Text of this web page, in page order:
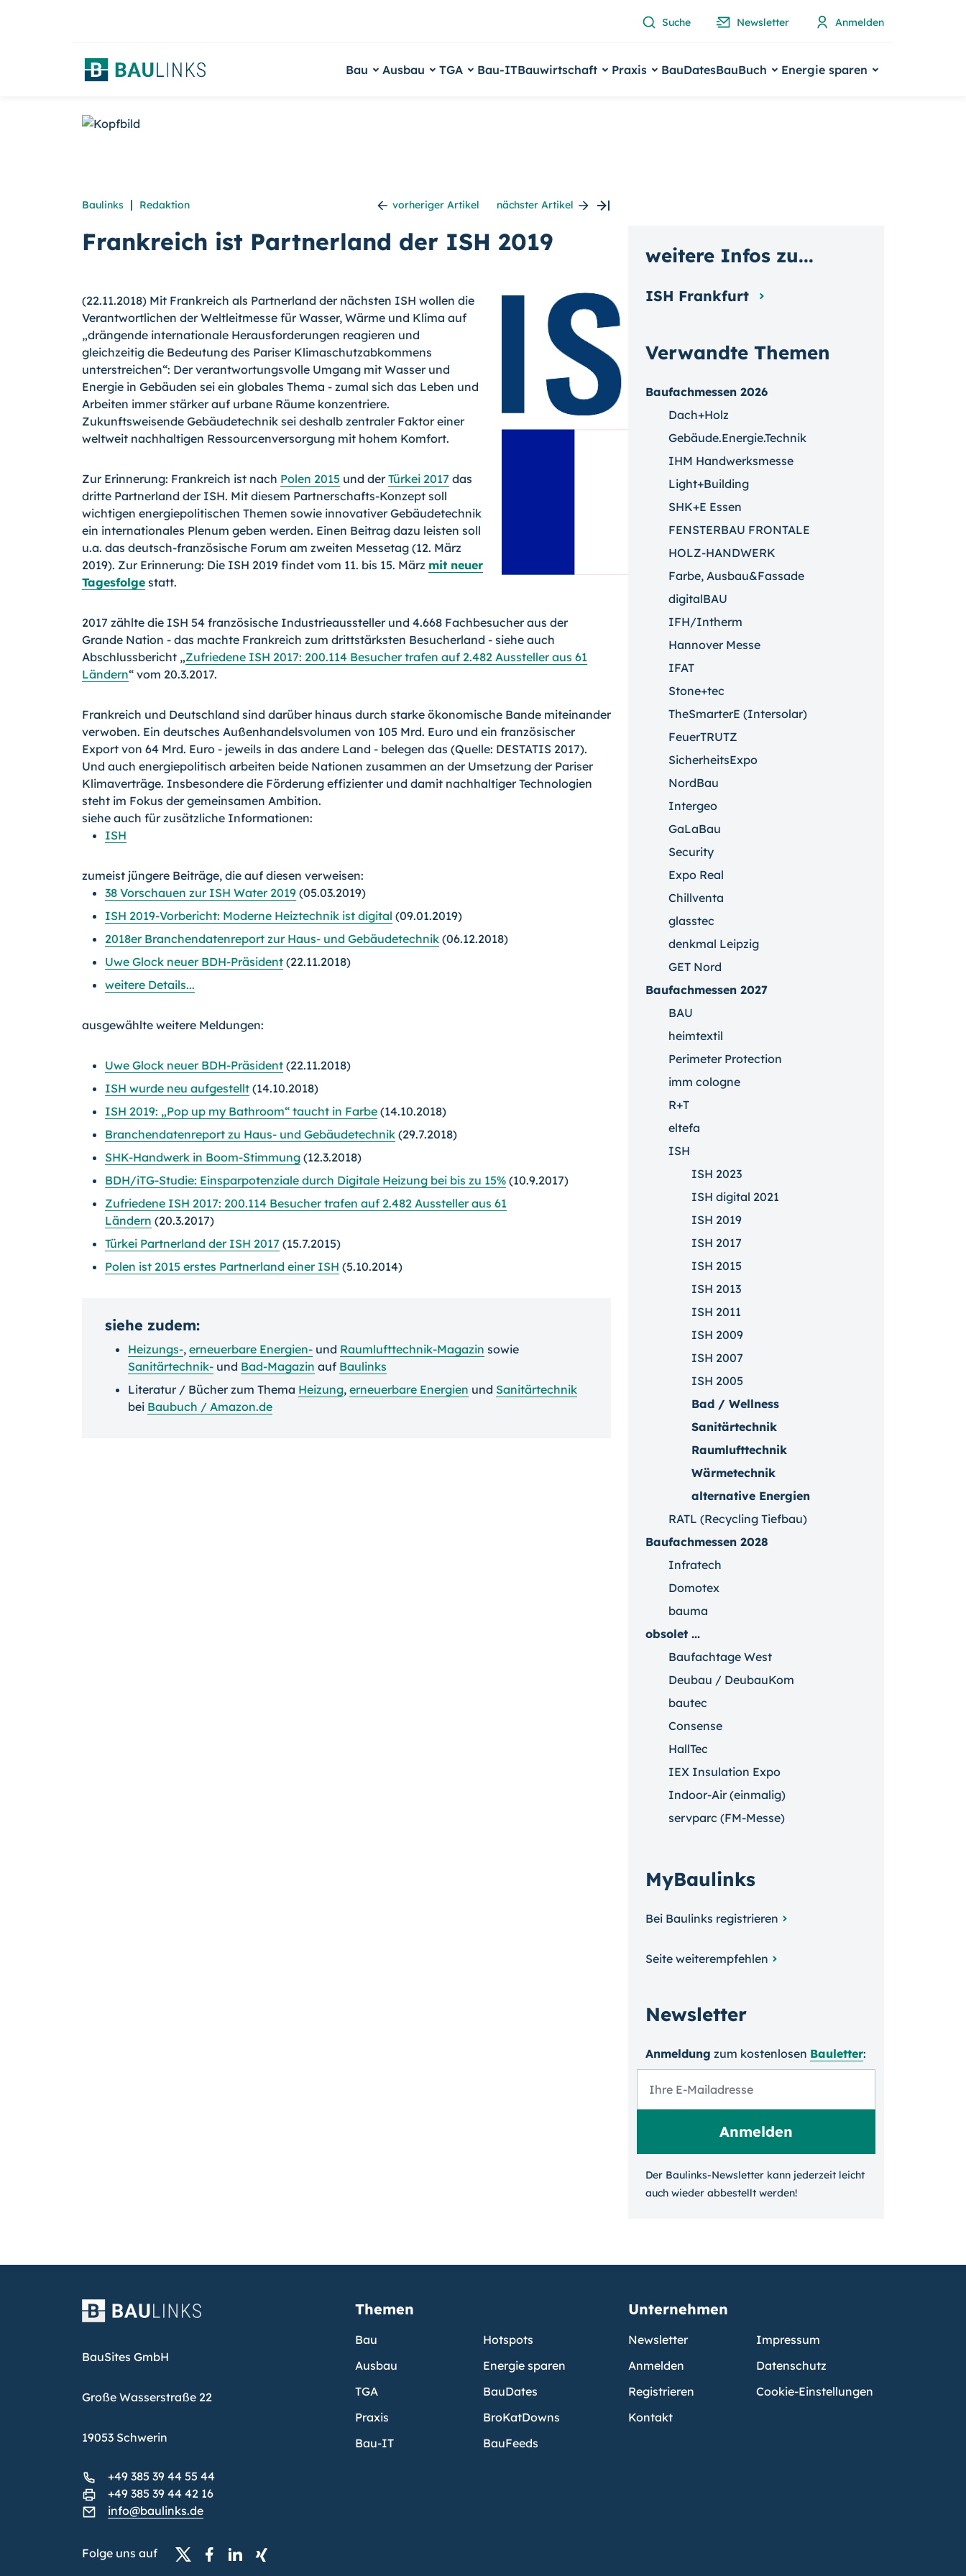
Suche Newsletter Anmelden
Bau Ausbau TGA Bau-ITBauwirtschaft Praxis BauDatesBauBuch Energie sparen
Baulinks | Redaktion vorheriger Artikel nächster Artikel
Frankreich ist Partnerland der ISH 2019
(22.11.2018) Mit Frankreich als Partnerland der nächsten ISH wollen die
Verantwortlichen der Weltleitmesse für Wasser, Wärme und Klima auf
„drängende internationale Herausforderungen reagieren und
gleichzeitig die Bedeutung des Pariser Klimaschutzabkommens
unterstreichen“: Der verantwortungsvolle Umgang mit Wasser und
Energie in Gebäuden sei ein globales Thema - zumal sich das Leben und
Arbeiten immer stärker auf urbane Räume konzentriere.
Zukunftsweisende Gebäudetechnik sei deshalb zentraler Faktor einer
weltweit nachhaltigen Ressourcenversorgung mit hohem Komfort.
Zur Erinnerung: Frankreich ist nach Polen 2015 und derTürkei 2017 das
dritte Partnerland der ISH. Mit diesem Partnerschafts-Konzept soll
wichtigen energiepolitischen Themen sowie innovativer Gebäudetechnik
ein internationales Plenum geben werden. Einen Beitrag dazu leisten soll
u.a. das deutsch-französische Forum am zweiten Messetag (12. März
2019). Zur Erinnerung: Die ISH 2019 findet vom 11. bis 15. März mit neuer
Tagesfolge statt.
2017 zählte die ISH 54 französische Industrieaussteller und 4.668 Fachbesucher aus der
Grande Nation - das machte Frankreich zum drittstärksten Besucherland - siehe auch
Abschlussbericht „Zufriedene ISH 2017: 200.114 Besucher trafen auf 2.482 Aussteller aus 61
Ländern“ vom 20.3.2017.
Frankreich und Deutschland sind darüber hinaus durch starke ökonomische Bande miteinander
verwoben. Ein deutsches Außenhandelsvolumen von 105 Mrd. Euro und ein französischer
Export von 64 Mrd. Euro - jeweils in das andere Land - belegen das (Quelle: DESTATIS 2017).
Und auch energiepolitisch arbeiten beide Nationen zusammen an der Umsetzung der Pariser
Klimaverträge. Insbesondere die Förderung effizienter und damit nachhaltiger Technologien
steht im Fokus der gemeinsamen Ambition.
siehe auch für zusätzliche Informationen:
ISH
zumeist jüngere Beiträge, die auf diesen verweisen:
38 Vorschauen zur ISH Water 2019 (05.03.2019)
ISH 2019-Vorbericht: Moderne Heiztechnik ist digital (09.01.2019)
2018er Branchendatenreport zur Haus- und Gebäudetechnik (06.12.2018)
Uwe Glock neuer BDH-Präsident (22.11.2018)
weitere Details...
ausgewählte weitere Meldungen:
Uwe Glock neuer BDH-Präsident (22.11.2018)
ISH wurde neu aufgestellt (14.10.2018)
ISH 2019: „Pop up my Bathroom“ taucht in Farbe (14.10.2018)
Branchendatenreport zu Haus- und Gebäudetechnik (29.7.2018)
SHK-Handwerk in Boom-Stimmung (12.3.2018)
BDH/iTG-Studie: Einsparpotenziale durch Digitale Heizung bei bis zu 15% (10.9.2017)
Zufriedene ISH 2017: 200.114 Besucher trafen auf 2.482 Aussteller aus 61
Ländern (20.3.2017)
Türkei Partnerland der ISH 2017 (15.7.2015)
Polen ist 2015 erstes Partnerland einer ISH (5.10.2014)
siehe zudem:
Heizungs-, erneuerbare Energien- und Raumlufttechnik-Magazin sowie
Sanitärtechnik- und Bad-Magazin auf Baulinks
Literatur / Bücher zum Thema Heizung, erneuerbare Energien und Sanitärtechnik
bei Baubuch / Amazon.de
Verwandte Themen
Baufachmessen 2026
Dach+Holz
Gebäude.Energie.Technik
IHM Handwerksmesse
Light+Building
SHK+E Essen
FENSTERBAU FRONTALE
HOLZ-HANDWERK
Farbe, Ausbau&Fassade
digitalBAU
IFH/Intherm
Hannover Messe
IFAT
Stone+tec
TheSmarterE (Intersolar)
FeuerTRUTZ
SicherheitsExpo
NordBau
Intergeo
GaLaBau
Security
Expo Real
Chillventa
glasstec
denkmal Leipzig
GET Nord
Baufachmessen 2027
BAU
heimtextil
Perimeter Protection
imm cologne
R+T
eltefa
ISH
ISH 2023
ISH digital 2021
ISH 2019
ISH 2017
ISH 2015
ISH 2013
ISH 2011
ISH 2009
ISH 2007
ISH 2005
Bad / Wellness
Sanitärtechnik
Raumlufttechnik
Wärmetechnik
alternative Energien
RATL (Recycling Tiefbau)
Baufachmessen 2028
Infratech
Domotex
bauma
obsolet ...
Baufachtage West
Deubau / DeubauKom
bautec
Consense
HallTec
IEX Insulation Expo
Indoor-Air (einmalig)
servparc (FM-Messe)
MyBaulinks
Bei Baulinks registrieren
Seite weiterempfehlen
Newsletter
Anmeldung zum kosten­losen Bauletter:
Der Baulinks-Newsletter kann jeder­zeit leicht
auch wieder ab­bestellt werden!
weitere Infos zu...
ISH Frankfurt
BauSites GmbH
Große Wasserstraße 22
19053 Schwerin
+49 385 39 44 55 44
+49 385 39 44 42 16
info@baulinks.de
Folge uns auf
Themen
Bau
Ausbau
TGA
Praxis
Bau-IT
Hotspots
Energie sparen
BauDates
BroKatDowns
BauFeeds
Unternehmen
Newsletter
Anmelden
Registrieren
Kontakt
Impressum
Datenschutz
Cookie-Einstellungen